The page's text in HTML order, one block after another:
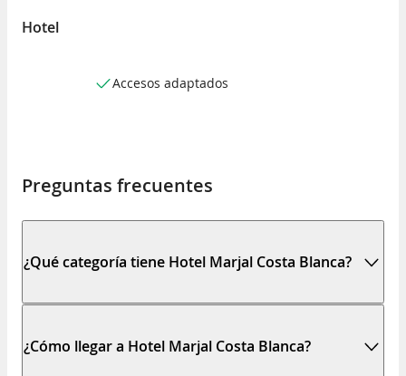
Hotel
Accesos adaptados
Preguntas frecuentes
¿Qué categoría tiene Hotel Marjal Costa Blanca?
¿Cómo llegar a Hotel Marjal Costa Blanca?